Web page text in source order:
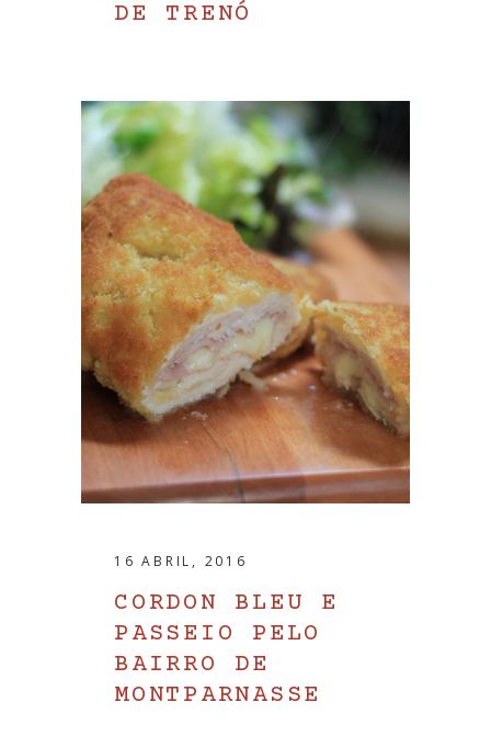
DE TRENÓ
16 ABRIL, 2016
CORDON BLEU E
PASSEIO PELO
BAIRRO DE
MONTPARNASSE